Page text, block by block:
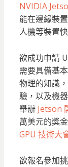
NVIDIA
能在邊緣裝
人機等裝置
欲成功申請
需要具備基
物理的知識
驗，以及機
舉辦 Jetson
萬美元的獎
GPU 技術大
欲報名參加